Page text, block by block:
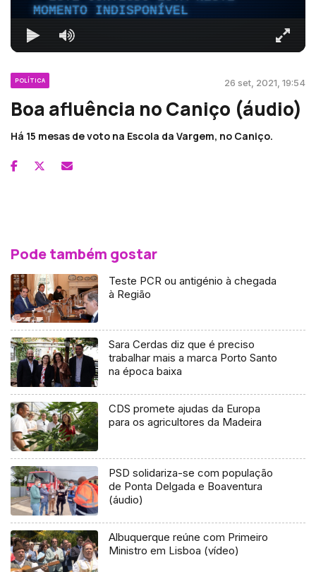
MOMENTO INDISPONÍVEL
POLÍTICA 26 set, 2021, 19:54
Boa afluência no Caniço (áudio)
Há 15 mesas de voto na Escola da Vargem, no Caniço.
Pode também gostar
Teste PCR ou antigénio à chegada
à Região
Sara Cerdas diz que é preciso
trabalhar mais a marca Porto Santo
na época baixa
CDS promete ajudas da Europa
para os agricultores da Madeira
PSD solidariza-se com população
de Ponta Delgada e Boaventura
(áudio)
Albuquerque reúne com Primeiro
Ministro em Lisboa (vídeo)